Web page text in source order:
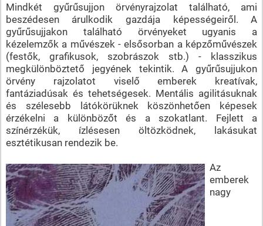
Mindkét gyűrűsujjon örvényrajzolat található, ami
beszédesen árulkodik gazdája képességeiről. A
gyűrűsujjakon található örvényeket ugyanis a
kézelemzők a művészek - elsősorban a képzőművészek
(festők, grafikusok, szobrászok stb.) - klasszikus
megkülönböztető jegyének tekintik. A gyűrűsujjukon
örvény rajzolatot viselő emberek kreatívak,
fantáziadúsak és tehetségesek. Mentális agilitásuknak
és szélesebb látókörüknek köszönhetően képesek
érzékelni a különbözőt és a szokatlant. Fejlett a
színérzékük, ízlésesen öltözködnek, lakásukat
esztétikusan rendezik be.
Az
emberek
nagy